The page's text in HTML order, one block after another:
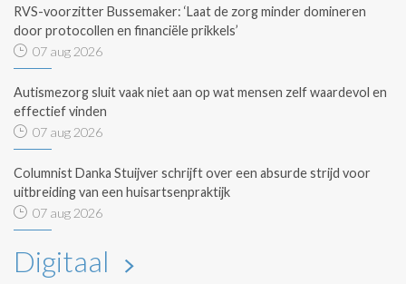
RVS-voorzitter Bussemaker: ‘Laat de zorg minder domineren
door protocollen en financiële prikkels’
07 aug 2026
Autismezorg sluit vaak niet aan op wat mensen zelf waardevol en
effectief vinden
07 aug 2026
Columnist Danka Stuijver schrijft over een absurde strijd voor
uitbreiding van een huisartsenpraktijk
07 aug 2026
Digitaal